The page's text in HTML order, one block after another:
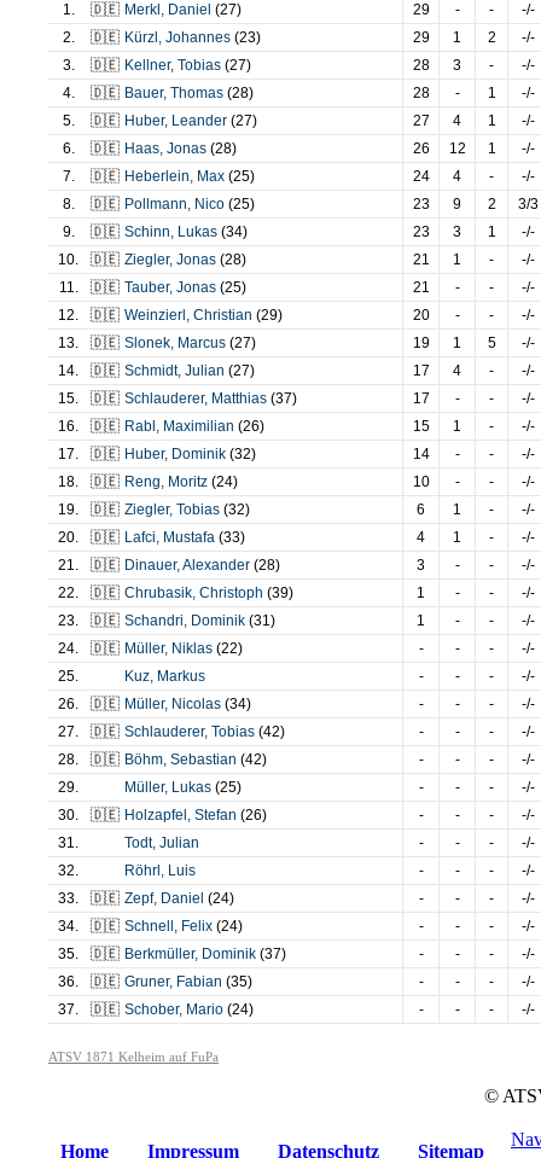
1. 🇩🇪 Merkl , Daniel (27) 29 - -
-/-
2.
🇩🇪 Kürzl , Johannes (23) 29 1 2
-/-
3.
🇩🇪 Kellner, Tobias (27) 28 3 -
-/-
4.
🇩🇪 Bauer, Thomas (28) 28 - 1
-/-
5.
🇩🇪 Huber, Leander (27) 27 4 1
-/-
6.
🇩🇪 Haas, Jonas (28) 26 12 1
-/-
7.
🇩🇪 Heberlein, Max (25) 24 4 -
-/-
8.
🇩🇪 Pollmann, Nico (25) 23 9 2
3/3
9.
🇩🇪 Schinn, Lukas (34) 23 3 1
-/-
10.
🇩🇪 Ziegler, Jonas (28) 21 1 -
-/-
11.
🇩🇪 Tauber, Jonas (25) 21 - -
-/-
12.
🇩🇪 Weinzierl , Christian (29) 20 - -
-/-
13.
🇩🇪 Slonek, Marcus (27) 19 1 5
-/-
14.
🇩🇪 Schmidt, Julian (27) 17 4 -
-/-
15.
🇩🇪 Schlauderer, Matthias (37) 17 - -
-/-
16.
🇩🇪 Rabl , Maximilian (26) 15 1 -
-/-
17.
🇩🇪 Huber, Dominik (32) 14 - -
-/-
18.
🇩🇪 Reng, Moritz (24) 10 - -
-/-
19.
🇩🇪 Ziegler, Tobias (32) 6 1 -
-/-
20.
🇩🇪 Lafci, Mustafa (33) 4 1 -
-/-
21.
🇩🇪 Dinauer,Alexander (28) 3 - -
-/-
22.
🇩🇪 Chrubasik, Christoph (39) 1 - -
-/-
23.
🇩🇪 Schandri, Dominik (31) 1 - -
-/-
24.
🇩🇪 Müller, Niklas (22) - - -
-/-
25.
Kuz, Markus - - -
-/-
26.
🇩🇪 Müller, Nicolas (34) - - -
-/-
27.
🇩🇪 Schlauderer, Tobias (42) - - -
-/-
28.
🇩🇪 Böhm, Sebastian (42) - - -
-/-
29.
Müller, Lukas (25) - - -
-/-
30.
🇩🇪 Holzapfel , Stefan (26) - - -
-/-
31.
Todt, Julian - - -
-/-
32.
Röhrl , Luis - - -
-/-
33.
🇩🇪 Zepf, Daniel (24) - - -
-/-
34.
🇩🇪 Schnell , Felix (24) - - -
-/-
35.
🇩🇪 Berkmüller, Dominik (37) - - -
-/-
36.
🇩🇪 Gruner, Fabian (35) - - -
-/-
37.
🇩🇪 Schober, Mario (24) - - - -/-
ATSV 1871 Kelheim auf FuPa
©
Home Impressum Datenschutz Sitemap